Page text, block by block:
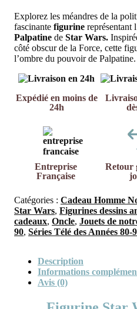
Explorez les méandres de la
fascinante figurine représentant
Palpatine de Star Wars.
côté obscur de la Force, cette
l’ombre du pouvoir de Palpatine.
Expédié en moins de
24h
Entreprise
Française
Retour
Catégories : Cadeau Homme
Star Wars, Figurines dessins
cadeaux, Oncle, Jouets de
90, Séries Télé des Années 80-
Description
Informations
Avis (0)